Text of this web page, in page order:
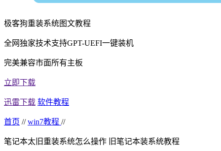
极客狗重装系统图文教程
全网独家技术支持GPT-UEFI一键装机
完美兼容市面所有主板
立即下载
迅雷下载 软件教程
首页 // win7教程 //
笔记本太旧重装系统怎么操作 旧笔记本装系统教程